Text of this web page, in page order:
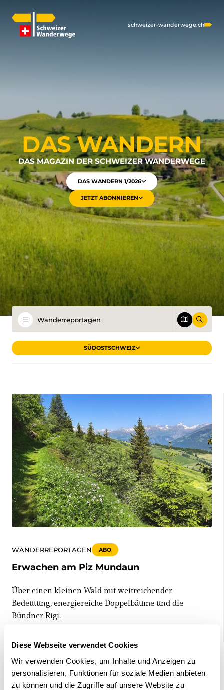
Diese Webseite verwendet Cookies
Wir verwenden Cookies, um Inhalte und Anzeigen zu
personalisieren, Funktionen für soziale Medien anbieten
zu können und die Zugriffe auf unsere Website zu
schweizer-wanderwege.ch
DAS WANDERN
DAS MAGAZIN DER SCHWEIZER WANDERWEGE
DAS WANDERN 1/2026
JETZT ABONNIEREN
SÜDOSTSCHWEIZ
WANDERREPORTAGEN ABO
Erwachen am Piz Mundaun
Über einen kleinen Wald mit weitreichender
Bedeutung, energiereiche Doppelbäume und die
Bündner Rigi.